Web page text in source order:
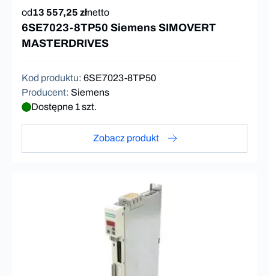
od13 557,25 złnetto
6SE7023-8TP50 Siemens SIMOVERT
MASTERDRIVES
Kod produktu: 6SE7023-8TP50
Producent: Siemens
Dostępne 1 szt.
Zobacz produkt